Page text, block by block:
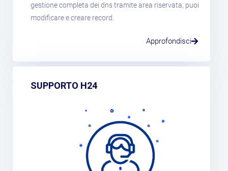
gestione completa dei dns tramite area riservata, puoi
modificare e creare record.
Approfondisci
SUPPORTO H24